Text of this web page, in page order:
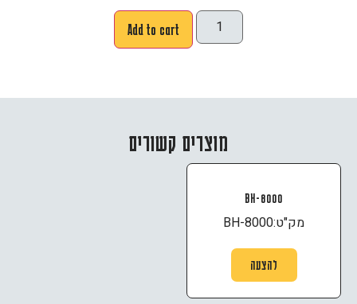
Add to cart
מוצרים קשורים
BH-8000
מק"ט:BH-8000
להצעה